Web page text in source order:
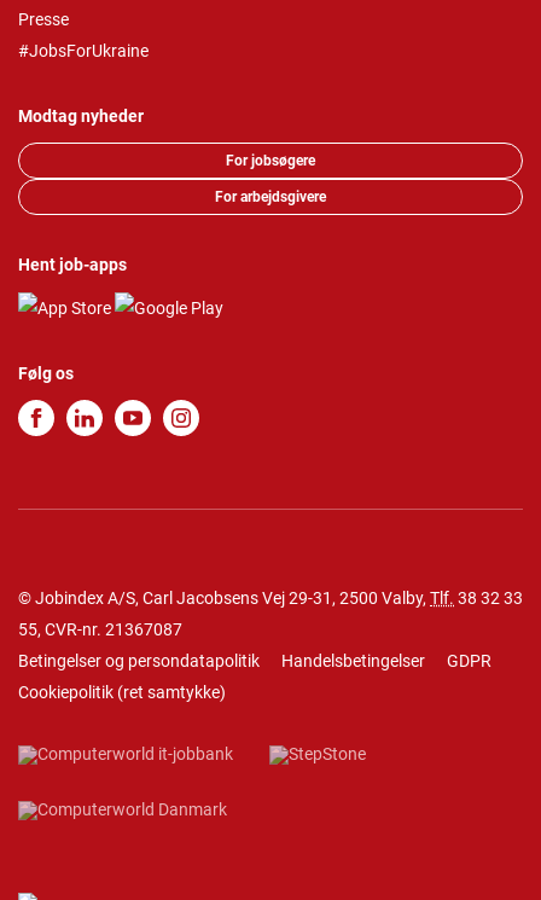
Presse
#JobsForUkraine
Modtag nyheder
For jobsøgere
For arbejdsgivere
Hent job-apps
Følg os
© Jobindex A/S, Carl Jacobsens Vej 29-31, 2500 Valby, Tlf. 38 32 33
55, CVR-nr. 21367087
Betingelser og persondatapolitik
Handelsbetingelser
GDPR
Cookiepolitik (ret samtykke)